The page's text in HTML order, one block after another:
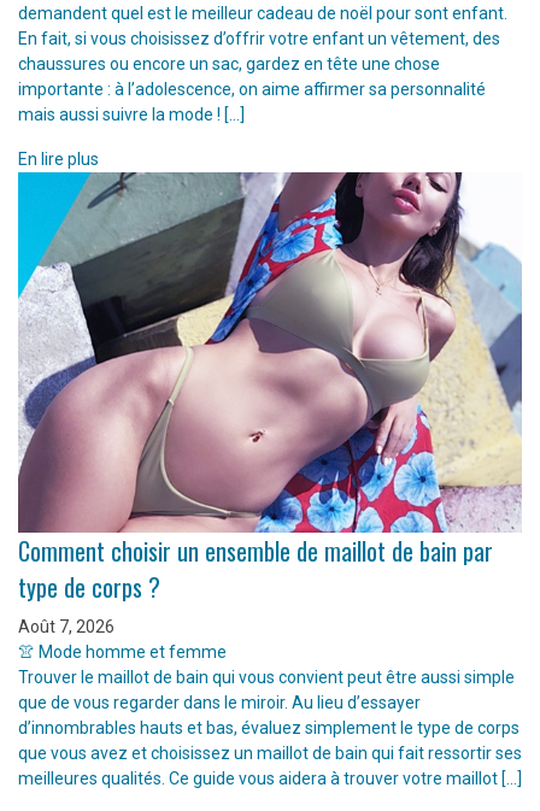
demandent quel est le meilleur cadeau de noël pour sont enfant.
En fait, si vous choisissez d’offrir votre enfant un vêtement, des
chaussures ou encore un sac, gardez en tête une chose
importante : à l’adolescence, on aime affirmer sa personnalité
mais aussi suivre la mode ! […]
En lire plus
Comment choisir un ensemble de maillot de bain par
type de corps ?
Août 7, 2026
👚 Mode homme et femme
Trouver le maillot de bain qui vous convient peut être aussi simple
que de vous regarder dans le miroir. Au lieu d’essayer
d’innombrables hauts et bas, évaluez simplement le type de corps
que vous avez et choisissez un maillot de bain qui fait ressortir ses
meilleures qualités. Ce guide vous aidera à trouver votre maillot […]